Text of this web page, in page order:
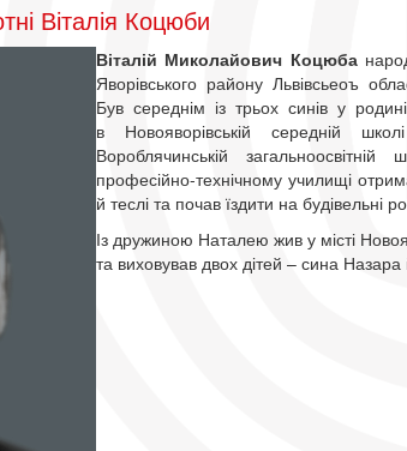
Віталія Коцюби
Віталій Миколайович Коцюба
Яворівського району Львівсьеоъ
Був середнім із трьох синів у
в Новояворівській середній
Вороблячинській
професійно-технічному училищі
й теслі та почав їздити на будівельні
Із дружиною Наталею жив у місті
та виховував двох дітей – сина